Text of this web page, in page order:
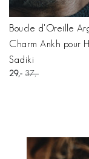
Boucle d'Oreille
Charm Ankh pour
Sadiki
29 37